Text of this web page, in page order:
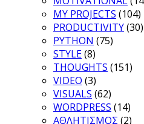
MY PROJECTS (104)
PRODUCTIVITY(30)
PYTHON (75)
STYLE(8)
THOUGHTS (151)
VIDEO (3)
VISUALS (62)
WORDPRESS (14)
ΑΘΛΗΤΙΣΜΟΣ (2)